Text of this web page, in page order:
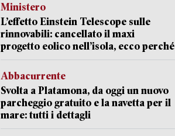
Ministero
L’effetto Einstein Telescope sulle
rinnovabili: cancellato il maxi
progetto eolico nell’isola, ecco perché
Abbacurrente
Svolta a Platamona, da oggi un nuovo
parcheggio gratuito e la navetta per il
mare: tutti i dettagli